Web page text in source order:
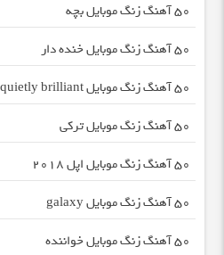
50 آهنگ زنگ موبایل بچه
50 آهنگ زنگ موبایل خنده دار
50 آهنگ زنگ موبایل quietly brilliant
50 آهنگ زنگ موبایل ترکی
50 آهنگ زنگ موبایل اپل 2018
50 آهنگ زنگ موبایل galaxy
50 آهنگ زنگ موبایل خواننده